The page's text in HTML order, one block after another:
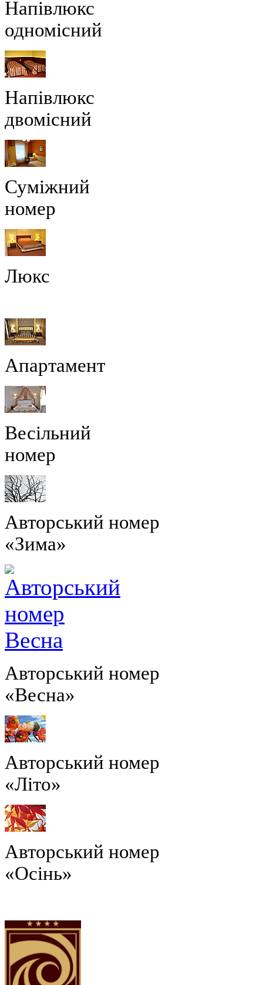
Напівлюкс
одномісний
Напівлюкс
двомісний
Суміжний
номер
Люкс
Апартамент
Весільний
номер
Авторський номер
«Зима»
Авторський номер
«Весна»
Авторський номер
«Літо»
Авторський номер
«Осінь»